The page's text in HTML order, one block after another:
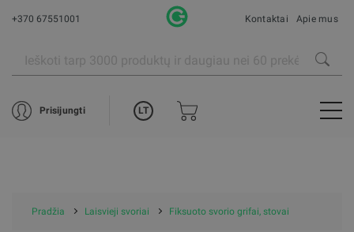
+370 67551001 Kontaktai Apie mus
Prisijungti LT
Pradžia Laisvieji svoriai Fiksuoto svorio grifai, stovai